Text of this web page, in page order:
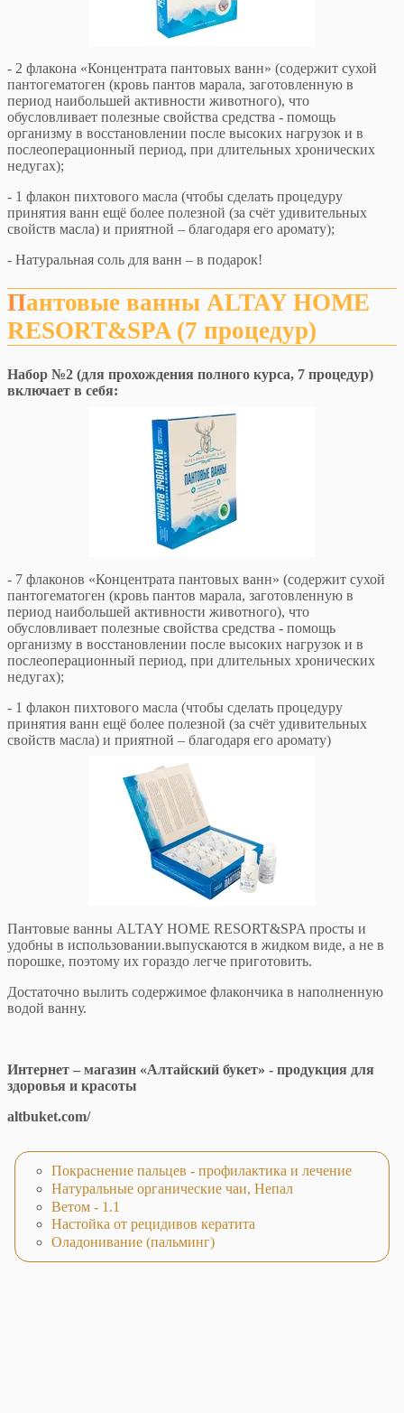
- 2 флакона «Концентрата пантовых ванн» (содержит сухой
пантогематоген (кровь пантов марала, заготовленную в
период наибольшей активности животного), что
обусловливает полезные свойства средства - помощь
организму в восстановлении после высоких нагрузок и в
послеоперационный период, при длительных хронических
недугах);
- 1 флакон пихтового масла (чтобы сделать процедуру
принятия ванн ещё более полезной (за счёт удивительных
свойств масла) и приятной – благодаря его аромату);
- Натуральная соль для ванн – в подарок!
Пантовые ванны ALTAY HOME
RESORT&SPA(7 процедур)
Набор №2 (для прохождения полного курса, 7 процедур)
включает в себя:
- 7 флаконов «Концентрата пантовых ванн» (содержит сухой
пантогематоген (кровь пантов марала, заготовленную в
период наибольшей активности животного), что
обусловливает полезные свойства средства - помощь
организму в восстановлении после высоких нагрузок и в
послеоперационный период, при длительных хронических
недугах);
- 1 флакон пихтового масла (чтобы сделать процедуру
принятия ванн ещё более полезной (за счёт удивительных
свойств масла) и приятной – благодаря его аромату)
Пантовые ванны ALTAY HOME RESORT&SPA просты и
удобны в использовании.выпускаются в жидком виде, а не в
порошке, поэтому их гораздо легче приготовить.
Достаточно вылить содержимое флакончика в наполненную
водой ванну.
Интернет – магазин «Алтайский букет» - продукция для
здоровья и красоты
altbuket.com/
Покраснение пальцев - профилактика и лечение
Натуральные органические чаи, Непал
Ветом - 1.1
Настойка от рецидивов кератита
Оладонивание (пальминг)